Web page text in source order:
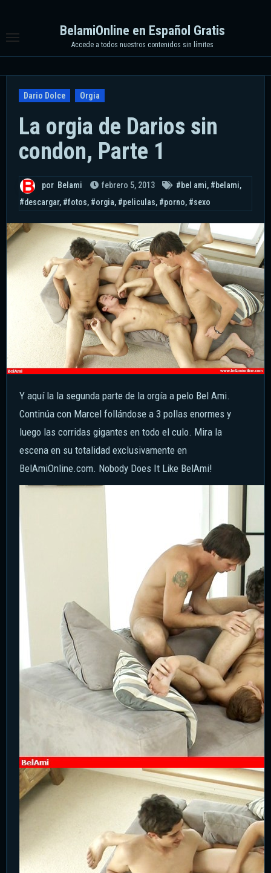
contenido
BelamiOnline en Español Gratis
Accede a todos nuestros contenidos sin límites
Dario Dolce Orgia
La orgia de Darios sin
condon, Parte 1
por Belami febrero 5, 2013 #bel ami, #belami,
#descargar, #fotos, #orgia, #peliculas, #porno, #sexo
Y aquí la la segunda parte de la orgía a pelo Bel Ami.
Continúa con Marcel follándose a 3 pollas enormes y
luego las corridas gigantes en todo el culo. Mira la
escena en su totalidad exclusivamente en
BelAmiOnline.com. Nobody Does It Like BelAmi!